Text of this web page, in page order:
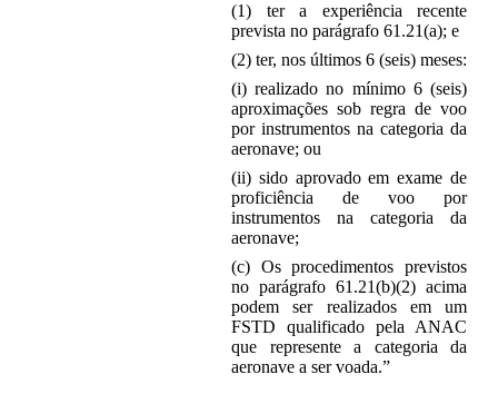
(1) ter a experiência recente
prevista no parágrafo 61.21(a); e
(2) ter, nos últimos 6 (seis) meses:
(i) realizado no mínimo 6 (seis)
aproximações sob regra de voo
por instrumentos na categoria da
aeronave; ou
(ii) sido aprovado em exame de
proficiência de voo por
instrumentos na categoria da
aeronave;
(c) Os procedimentos previstos
no parágrafo 61.21(b)(2) acima
podem ser realizados em um
FSTD qualificado pela ANAC
que represente a categoria da
aeronave a ser voada.”